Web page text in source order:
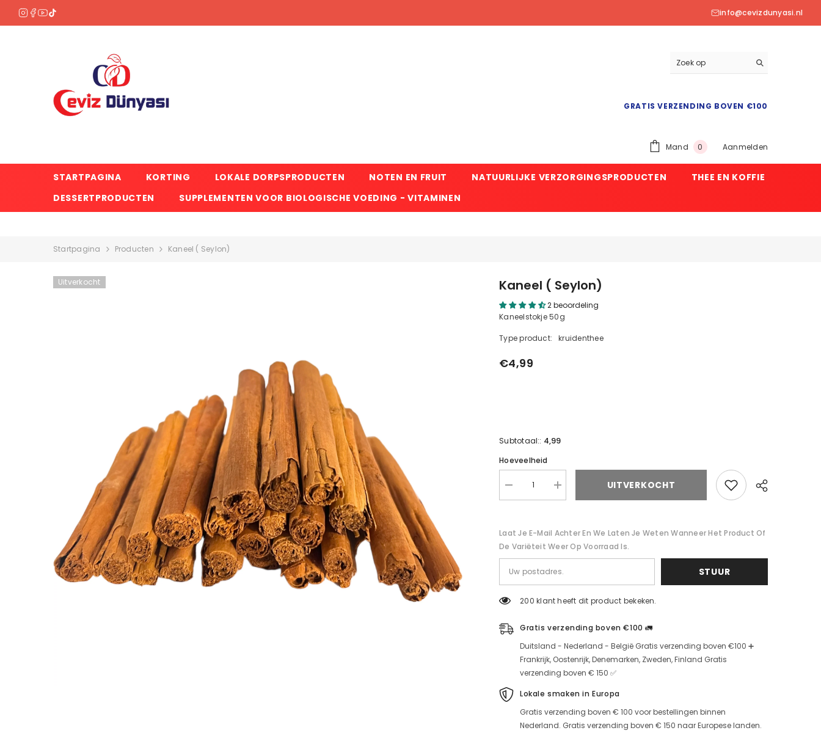
info@cevizdunyasi.nl
GRATIS VERZENDING BOVEN €100
Mand 0 0
Aanmelden
STARTPAGINA KORTING LOKALE DORPSPRODUCTEN NOTEN EN FRUIT NATUURLIJKE VERZORGINGSPRODUCTEN
THEE EN KOFFIE
DESSERTPRODUCTEN
SUPPLEMENTEN VOOR BIOLOGISCHE VOEDING - VITAMINEN
Startpagina Producten Kaneel ( Seylon)
Uitverkocht Kaneel ( Seylon)
2 beoordeling
Kaneelstokje 50g
Type product: kruidenthee
€4,99
Subtotaal:: 4,99
Hoeveelheid
Verminder
de
(Seylon)
Verhoog
de
(Seylon)
UITVERKOCHT
Laat Je E-Mail Achter En We Laten Je Weten Wanneer Het Product Of
De Variëteit Weer Op Voorraad Is.
STUUR
200 klant heeft dit product bekeken.
Gratis verzending boven €100 🚛
Duitsland - Nederland - België Gratis verzending boven €100 ➕
Frankrijk, Oostenrijk, Denemarken, Zweden, Finland Gratis
verzending boven € 150 ✅
Lokale smaken in Europa
Gratis verzending boven € 100 voor bestellingen binnen
Nederland. Gratis verzending boven € 150 naar Europese landen.